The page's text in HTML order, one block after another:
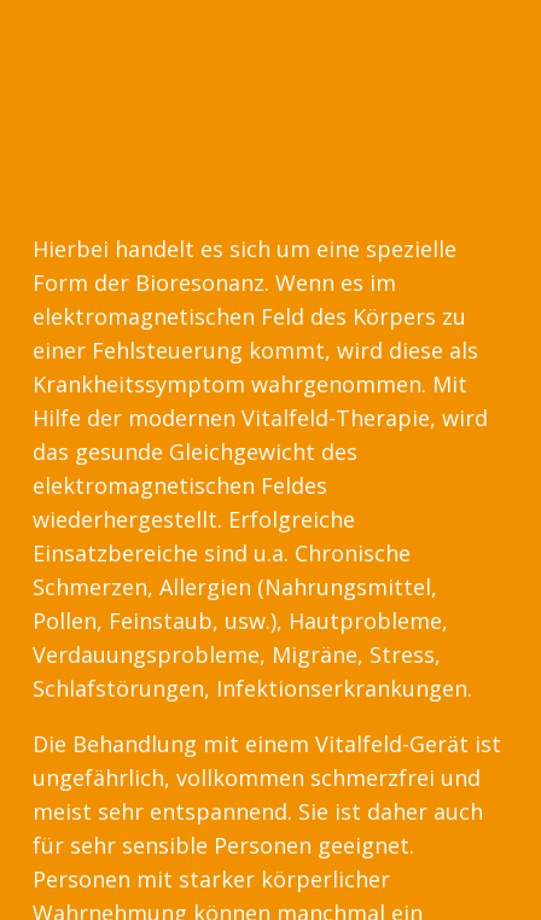
Hierbei handelt es sich um eine spezielle
Form der Bioresonanz. Wenn es im
elektromagnetischen Feld des Körpers zu
einer Fehlsteuerung kommt, wird diese als
Krankheitssymptom wahrgenommen. Mit
Hilfe der modernen Vitalfeld-Therapie, wird
das gesunde Gleichgewicht des
elektromagnetischen Feldes
wiederhergestellt. Erfolgreiche
Einsatzbereiche sind u.a. Chronische
Schmerzen, Allergien (Nahrungsmittel,
Pollen, Feinstaub, usw.), Hautprobleme,
Verdauungsprobleme, Migräne, Stress,
Schlafstörungen, Infektionserkrankungen.
Die Behandlung mit einem Vitalfeld-Gerät ist
ungefährlich, vollkommen schmerzfrei und
meist sehr entspannend. Sie ist daher auch
für sehr sensible Personen geeignet.
Personen mit starker körperlicher
Wahrnehmung können manchmal ein